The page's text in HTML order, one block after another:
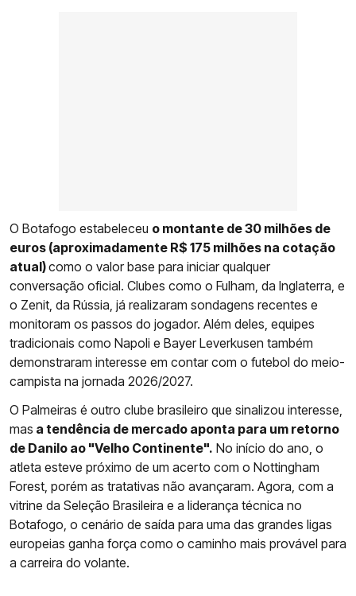
O Botafogo estabeleceu o montante de 30 milhões de
euros (aproximadamente R$ 175 milhões na cotação
atual)como o valor base para iniciar qualquer
conversação oficial. Clubes como o Fulham, da Inglaterra, e
o Zenit, da Rússia, já realizaram sondagens recentes e
monitoram os passos do jogador. Além deles, equipes
tradicionais como Napoli e Bayer Leverkusen também
demonstraram interesse em contar com o futebol do meio-
campista na jornada 2026/2027.
O Palmeiras é outro clube brasileiro que sinalizou interesse,
mas a tendência de mercado aponta para um retorno
de Danilo ao "Velho Continente". No início do ano, o
atleta esteve próximo de um acerto com o Nottingham
Forest, porém as tratativas não avançaram. Agora, com a
vitrine da Seleção Brasileira e a liderança técnica no
Botafogo, o cenário de saída para uma das grandes ligas
europeias ganha força como o caminho mais provável para
a carreira do volante.